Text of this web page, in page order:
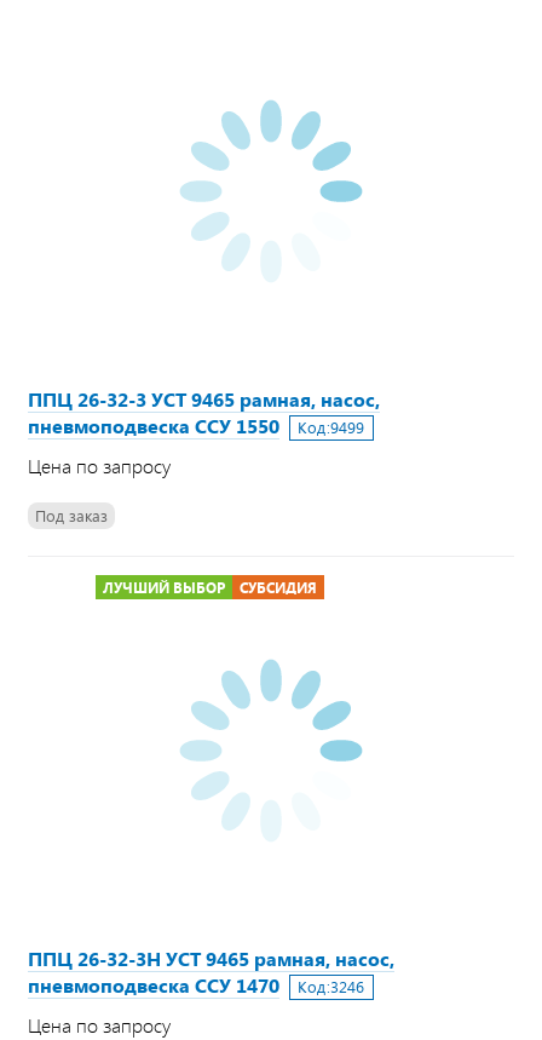
ППЦ 26-32-3 УСТ 9465 рамная, насос,
пневмоподвеска ССУ 1550
Код:9499
Цена по запросу
Под заказ
ЛУЧШИЙ ВЫБОР СУБСИДИЯ
ППЦ 26-32-3Н УСТ 9465 рамная, насос,
пневмоподвеска ССУ 1470
Код:3246
Цена по запросу